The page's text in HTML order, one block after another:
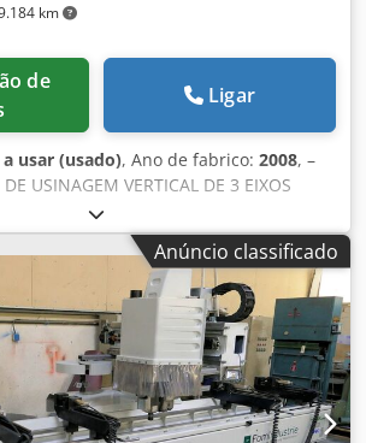
km
Ligar
usar (usado), Ano de fabrico: 2008, –
USINAGEM VERTICAL DE 3 EIXOS
mm CURSO EIXO Y: 530 mm CURSO
NARIZ DO SPINDLE à MESA: 70–
X - Y - Z: 48 m/min Dkedpfxsy R E
120–12000 rpm; 5,5–7,5 kW; ISO 40
900 x 520 mm CARGA MÁXIMA
FERRAMENTAS: TIPO CESTO; 25
MÁXIMO DA FERRAMENTA: 63,5 (80)
MÁXIMO DA FERRAMENTA: 250 mm
4 kg UNIDADE DE
0i-MC PESO: 5500 kg DIMENSÕES
Anúncio classificado